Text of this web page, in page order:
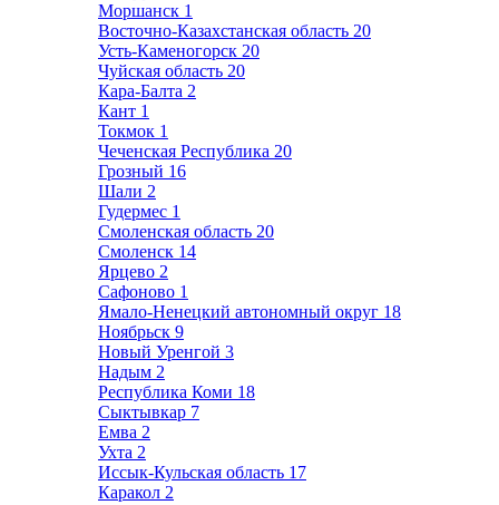
Моршанск 1
Восточно-Казахстанская область 20
Усть-Каменогорск 20
Чуйская область 20
Кара-Балта 2
Кант 1
Токмок 1
Чеченская Республика 20
Грозный 16
Шали 2
Гудермес 1
Смоленская область 20
Смоленск 14
Ярцево 2
Сафоново 1
Ямало-Ненецкий автономный округ 18
Ноябрьск 9
Новый Уренгой 3
Надым 2
Республика Коми 18
Сыктывкар 7
Емва 2
Ухта 2
Иссык-Кульская область 17
Каракол 2